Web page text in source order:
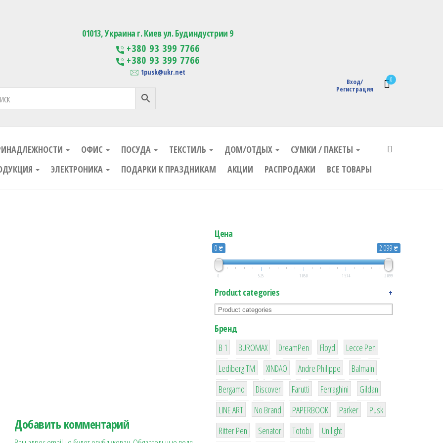
Изготовление сувенирной продукции с логотипом
0
Вход/
Регистрация
01013, Украина г. Киев ул. Будиндустрии 9
+380 93 399 7766
+380 93 399 7766
1pusk@ukr.net
ОФИС ПОСУДА ТЕКСТИЛЬ ДОМ/ОТДЫХ
СУМКИ / ПАКЕТЫ
ЭЛЕКТРОНИКА ПОДАРКИ К ПРАЗДНИКАМ АКЦИИ РАСПРОДАЖИ ВСЕ ТОВАРЫ
Добавить комментарий
Цена
0 ₴ 2 099 ₴
0 525 1 050 1 574 2 099
Product categories +
Бренд
B 1
1
BUROMAX
1
DreamPen
2
Floyd
2
Lecce Pen
3
Lediberg ТМ
3
XINDAO
1
Andre Philippe
4
Balmain
26
Bergamo
64
Discover
299
Farutti
4
Ferraghini
42
Gildan
4
LINE ART
90
No Brand
8
PAPERBOOK
6
Parker
2
Pusk
22
Ritter Pen
15
Senator
43
Totobi
1
Unilight